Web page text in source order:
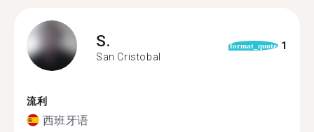
S.
San Cristobal
format_quote 1
流利
西班牙语